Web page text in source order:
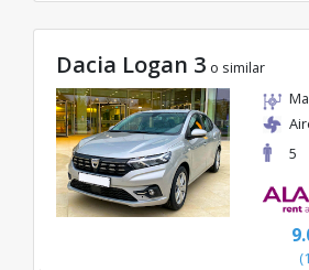
Dacia Logan 3 o similar
5